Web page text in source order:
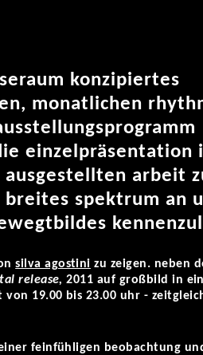
konzipiertes
monatlichen
einzelpräsentation
arbeit
spektrum an
silva agostini zu zeigen. neben
release, 2011 auf großbild in
19.00 bis 23.00 uhr -
feinfühligen beobachtung